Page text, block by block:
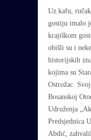
Uz kafu,
gostiju imalo
krajiškom
obišli su i
historijskih
kojima su
Ostrožac.
Bosanskoj
Udruženja
Predsjednica
Abdić,